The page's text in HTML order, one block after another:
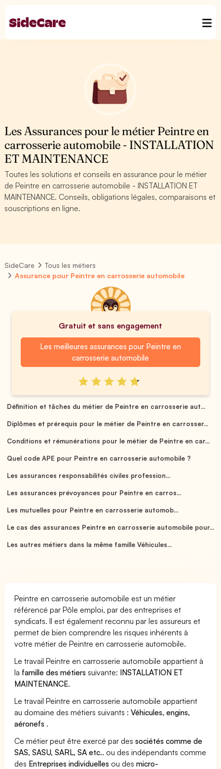
Les Assurances pour le métier Peintre en
carrosserie automobile - INSTALLATION
ET MAINTENANCE
Toutes les solutions et conseils en assurance pour le métier
de Peintre en carrosserie automobile - INSTALLATION ET
MAINTENANCE. Conseils, obligations légales, comparaisons et
souscriptions en ligne.
SideCare
Tous les métiers
Assurance pour Peintre en carrosserie automobile
Gratuit et sans engagement
Les meilleures assurances pour Peintre en
carrosserie automobile
Définition et tâches du métier de Peintre en carrosserie aut...
Diplômes et prérequis pour le métier de Peintre en carrosser...
Conditions et rémunérations pour le métier de Peintre en car...
Quel code APE pour Peintre en carrosserie automobile ?
Les assurances responsabilités civiles profession...
Les assurances prévoyances pour Peintre en carros...
Les mutuelles pour Peintre en carrosserie automob...
Le cas des assurances Peintre en carrosserie automobile pour...
Les autres métiers dans la même famille Véhicules...
Peintre en carrosserie automobile est un métier
référencé par Pôle emploi, par des entreprises et
syndicats. Il est également reconnu par les assureurs et
permet de bien comprendre les risques inhérents à
votre métier de Peintre en carrosserie automobile.
Le travail Peintre en carrosserie automobile appartient à
la famille des métiers suivante: INSTALLATION ET
MAINTENANCE.
Le travail Peintre en carrosserie automobile appartient
au domaine des métiers suivants :Véhicules, engins,
aéronefs .
Ce métier peut être exercé par dessociétés comme de
SAS, SASU, SARL, SA etc.. ou des indépendants comme
des Entreprises individuelles ou desmicro-